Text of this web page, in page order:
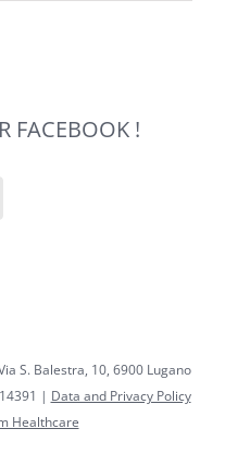
FACEBOOK !
S. Balestra, 10, 6900 Lugano
| Data and Privacy Policy
Healthcare